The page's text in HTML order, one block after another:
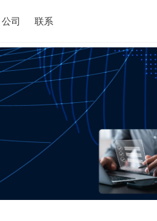
公司 联系